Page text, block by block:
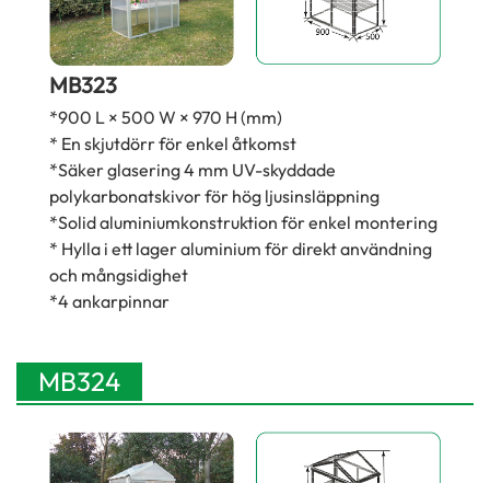
MB323
*900 L × 500 W × 970 H (mm)
* En skjutdörr för enkel åtkomst
*Säker glasering 4 mm UV-skyddade
polykarbonatskivor för hög ljusinsläppning
*Solid aluminiumkonstruktion för enkel montering
* Hylla i ett lager aluminium för direkt användning
och mångsidighet
*4 ankarpinnar
MB324